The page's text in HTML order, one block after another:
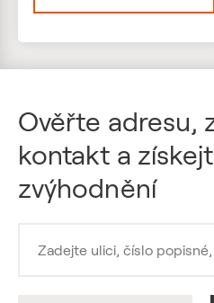
Ověřte adresu,
kontakt a
zvýhodnění